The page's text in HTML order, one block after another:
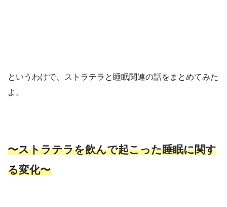
というわけで、ストラテラと睡眠関連の話をまとめてみた
よ。
〜ストラテラを飲んで起こった睡眠に関す
る変化〜